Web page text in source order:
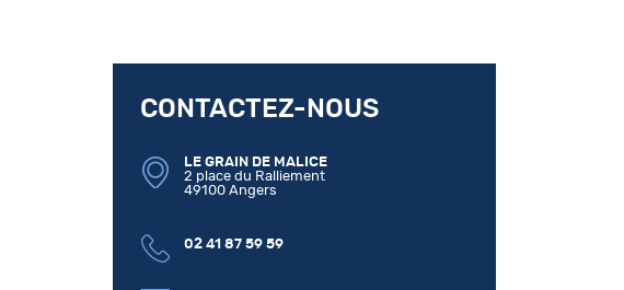
CONTACTEZ-NOUS
LE GRAIN DE MALICE
2 place du Ralliement
49100 Angers
02 41 87 59 59